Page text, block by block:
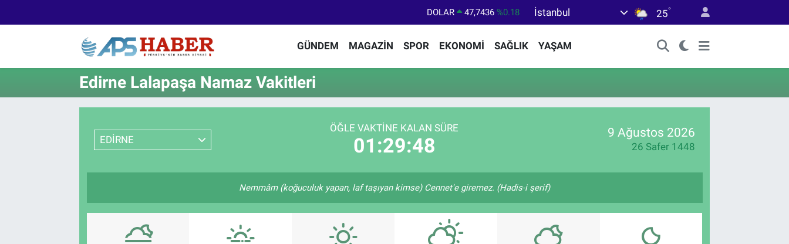
DOLAR 47,7436 %0.18
BİST100
13.779 %-14
İstanbul 25°
GÜNDEM MAGAZİN SPOR EKONOMİ SAĞLIK YAŞAM
Edirne Lalapaşa Namaz Vakitleri
EDİRNE
ÖĞLE VAKTINE KALAN SÜRE
01:29:48
9 Ağustos 2026
26 Safer 1448
Nemmâm (koğuculuk yapan, laf taşıyan kimse) Cennet'e giremez. (Hadis-i şerif)